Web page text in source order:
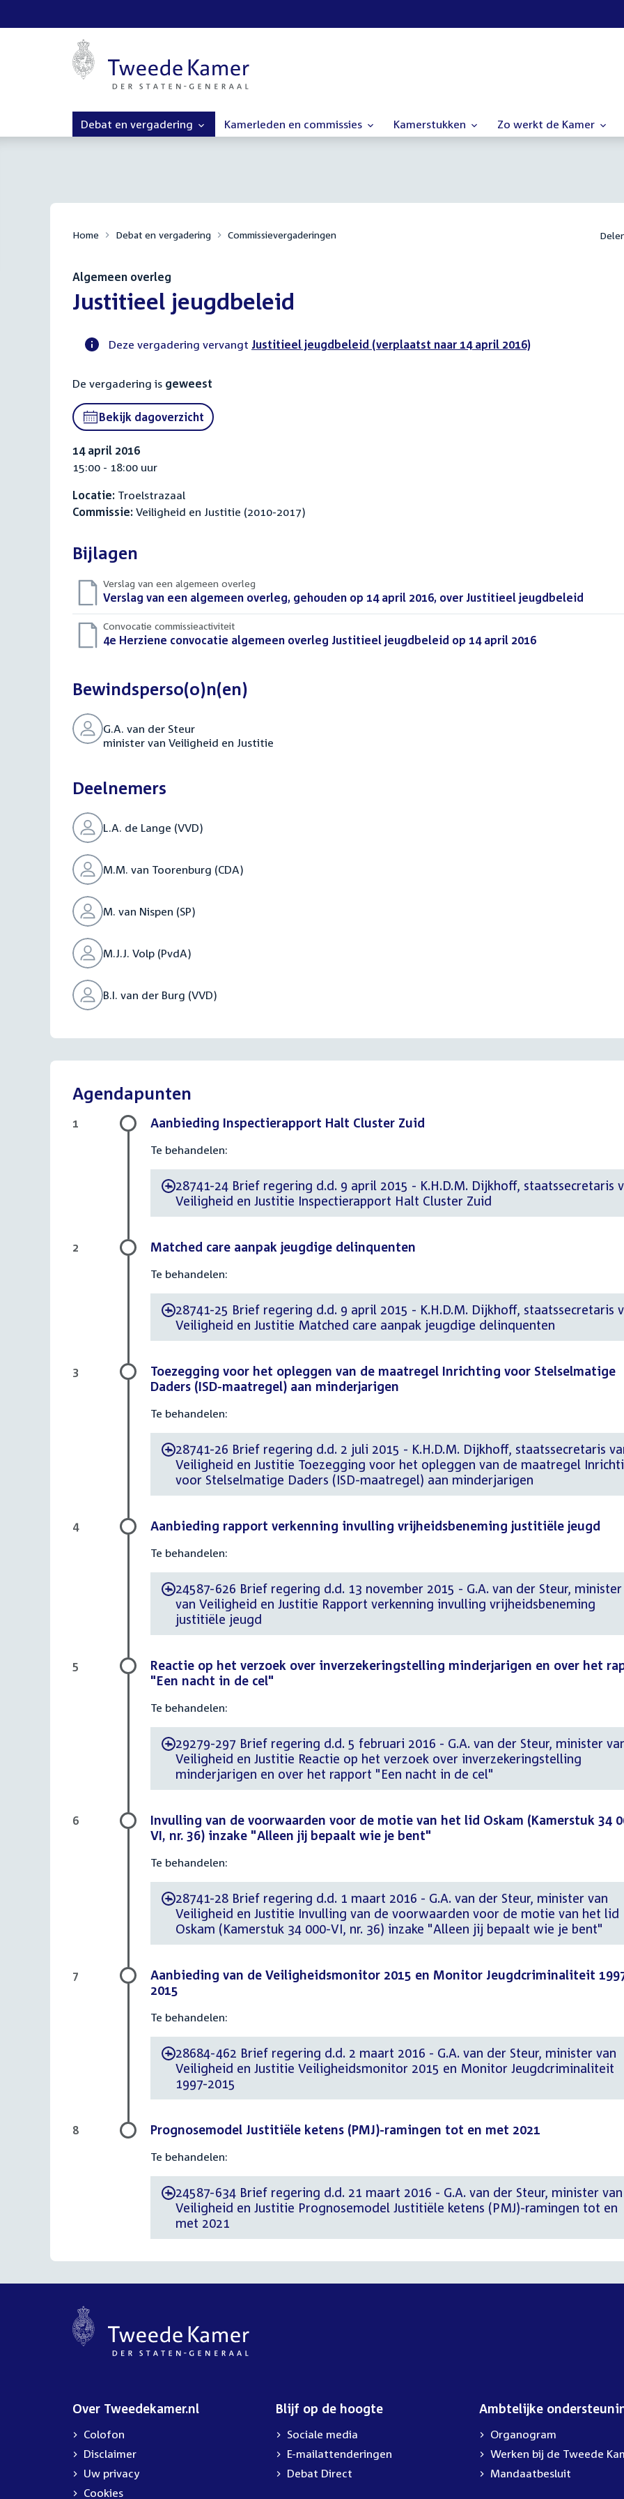
Debat en vergadering Kamerleden en commissies Kamerstukken Zo werkt de Kamer
Home Debat en vergadering Commissievergaderingen
Algemeen overleg
Justitieel jeugdbeleid
commissie
activiteit
Deze vergadering vervangt Justitieel jeugdbeleid (verplaatst naar 14 april 2016)
De vergadering is geweest
Bekijk dagoverzicht
14 april 2016
15:00 - 18:00 uur
Locatie: Troelstrazaal
Commissie: Veiligheid en Justitie (2010-2017)
Bijlagen
Verslag van een algemeen overleg
Download
bestand:
Verslag van een algemeen overleg, gehouden op 14 april 2016, over Justitieel jeugdbeleid
Convocatie commissieactiviteit
Download
4e Herziene convocatie algemeen overleg Justitieel jeugdbeleid op 14 april 2016
Bewindsperso(o)n(en)
G.A. van der Steur
minister van Veiligheid en Justitie
Deelnemers
L.A. de Lange (VVD)
M.M. van Toorenburg (CDA)
M. van Nispen (SP)
M.J.J. Volp (PvdA)
B.I. van der Burg (VVD)
Agendapunten
Aanbieding Inspectierapport Halt Cluster Zuid
Te behandelen:
-28741-24 Brief regering d.d. 9 april 2015 - K.H.D.M. Dijkhoff, staatssecretaris
Veiligheid en Justitie Inspectierapport Halt Cluster Zuid
1
Matched care aanpak jeugdige delinquenten
Te behandelen:
-28741-25 Brief regering d.d. 9 april 2015 - K.H.D.M. Dijkhoff, staatssecretaris
Veiligheid en Justitie Matched care aanpak jeugdige delinquenten
2
Toezegging voor het opleggen van de maatregel Inrichting voor Stelselmatige
Daders (ISD-maatregel) aan minderjarigen
Te behandelen:
-28741-26 Brief regering d.d. 2 juli 2015 - K.H.D.M. Dijkhoff, staatssecretaris
Veiligheid en Justitie Toezegging voor het opleggen van de maatregel
voor Stelselmatige Daders (ISD-maatregel) aan minderjarigen
3
Aanbieding rapport verkenning invulling vrijheidsbeneming justitiële jeugd
Te behandelen:
-24587-626 Brief regering d.d. 13 november 2015 - G.A. van der Steur, minister
van Veiligheid en Justitie Rapport verkenning invulling vrijheidsbeneming
justitiële jeugd
4
Reactie op het verzoek over inverzekeringstelling minderjarigen en over het
"Een nacht in de cel"
Te behandelen:
-29279-297 Brief regering d.d. 5 februari 2016 - G.A. van der Steur, minister
Veiligheid en Justitie Reactie op het verzoek over inverzekeringstelling
minderjarigen en over het rapport "Een nacht in de cel"
5
Invulling van de voorwaarden voor de motie van het lid Oskam (Kamerstuk 34
VI, nr. 36) inzake "Alleen jij bepaalt wie je bent"
Te behandelen:
-28741-28 Brief regering d.d. 1 maart 2016 - G.A. van der Steur, minister van
Veiligheid en Justitie Invulling van de voorwaarden voor de motie van het lid
Oskam (Kamerstuk 34 000-VI, nr. 36) inzake "Alleen jij bepaalt wie je bent"
6
Aanbieding van de Veiligheidsmonitor 2015 en Monitor Jeugdcriminaliteit
2015
Te behandelen:
-28684-462 Brief regering d.d. 2 maart 2016 - G.A. van der Steur, minister van
Veiligheid en Justitie Veiligheidsmonitor 2015 en Monitor Jeugdcriminaliteit
1997-2015
7
Prognosemodel Justitiële ketens (PMJ)-ramingen tot en met 2021
Te behandelen:
-24587-634 Brief regering d.d. 21 maart 2016 - G.A. van der Steur, minister van
Veiligheid en Justitie Prognosemodel Justitiële ketens (PMJ)-ramingen tot en
met 2021
8
Over Tweedekamer.nl
Colofon
Disclaimer
Uw privacy
Cookies
Blijf op de hoogte
Sociale media
E-mailattenderingen
Debat Direct
Ambtelijke
Organogram
External
link:
Werken bij de Tweede
Mandaatbesluit